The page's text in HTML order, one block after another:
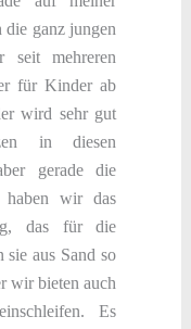
die ganz jungen
seit mehreren
für Kinder ab
wird sehr gut
in diesen
gerade die
haben wir das
das für die
aus Sand so
wir bieten auch
Es